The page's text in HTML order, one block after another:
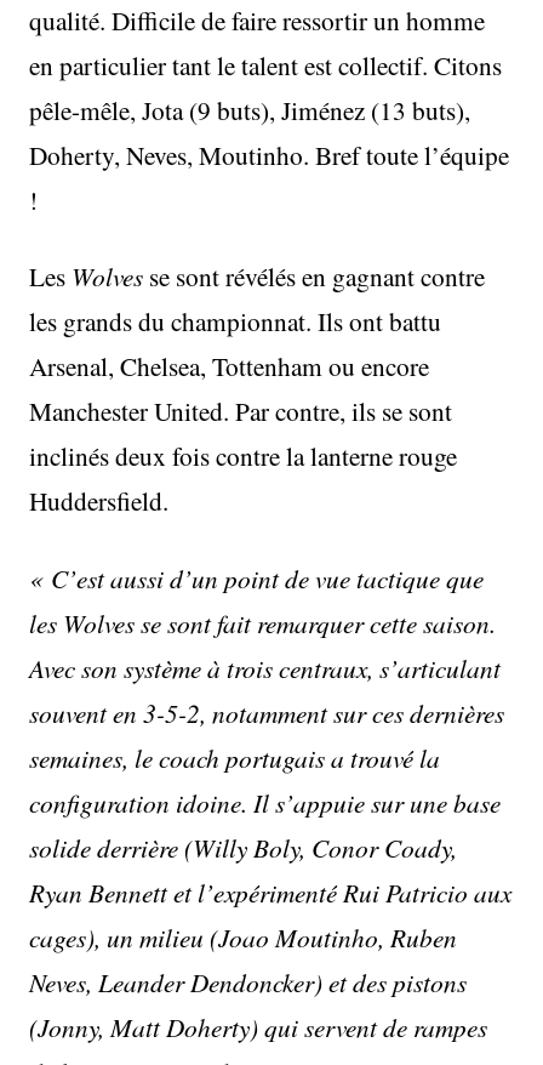
qualité. Difficile de faire ressortir un homme
en particulier tant le talent est collectif. Citons
pêle-mêle, Jota (9 buts), Jiménez (13 buts),
Doherty, Neves, Moutinho. Bref toute l’équipe
!
Les Wolves se sont révélés en gagnant contre
les grands du championnat. Ils ont battu
Arsenal, Chelsea, Tottenham ou encore
Manchester United. Par contre, ils se sont
inclinés deux fois contre la lanterne rouge
Huddersfield.
« C’est aussi d’un point de vue tactique que
les Wolves se sont fait remarquer cette saison.
Avec son système à trois centraux, s’articulant
souvent en 3-5-2, notamment sur ces dernières
semaines, le coach portugais a trouvé la
configuration idoine. Il s’appuie sur une base
solide derrière (Willy Boly, Conor Coady,
Ryan Bennett et l’expérimenté Rui Patricio aux
cages), un milieu (Joao Moutinho, Ruben
Neves, Leander Dendoncker) et des pistons
(Jonny, Matt Doherty) qui servent de rampes